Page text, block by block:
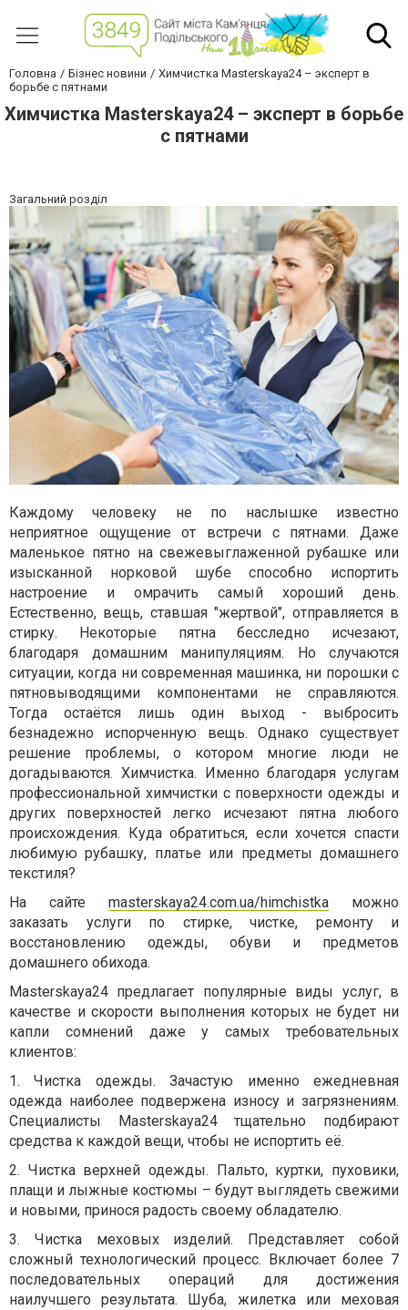
Головна Бізнес новини
Химчистка Masterskaya24 – эксперт в
борьбе с пятнами
Химчистка Masterskaya24 – эксперт в борьбе
с пятнами
Загальний розділ
Каждому человеку не по наслышке известно
неприятное ощущение от встречи с пятнами. Даже
маленькое пятно на свежевыглаженной рубашке или
изысканной норковой шубе способно испортить
настроение и омрачить самый хороший день.
Естественно, вещь, ставшая "жертвой", отправляется в
стирку. Некоторые пятна бесследно исчезают,
благодаря домашним манипуляциям. Но случаются
ситуации, когда ни современная машинка, ни порошки с
пятновыводящими компонентами не справляются.
Тогда остаётся лишь один выход - выбросить
безнадежно испорченную вещь. Однако существует
решение проблемы, о котором многие люди не
догадываются. Химчистка. Именно благодаря услугам
профессиональной химчистки с поверхности одежды и
других поверхностей легко исчезают пятна любого
происхождения. Куда обратиться, если хочется спасти
любимую рубашку, платье или предметы домашнего
текстиля?
На сайте masterskaya24.com.ua/himchistka можно
заказать услуги по стирке, чистке, ремонту и
восстановлению одежды, обуви и предметов
домашнего обихода.
Masterskaya24 предлагает популярные виды услуг, в
качестве и скорости выполнения которых не будет ни
капли сомнений даже у самых требовательных
клиентов:
1.Чистка одежды. Зачастую именно ежедневная
одежда наиболее подвержена износу и загрязнениям.
Специалисты Masterskaya24 тщательно подбирают
средства к каждой вещи, чтобы не испортить её.
2. Чистка верхней одежды. Пальто, куртки, пуховики,
плащи и лыжные костюмы – будут выглядеть свежими
и новыми, принося радость своему обладателю.
3. Чистка меховых изделий. Представляет собой
сложный технологический процесс. Включает более 7
последовательных операций для достижения
наилучшего результата. Шуба, жилетка или меховая